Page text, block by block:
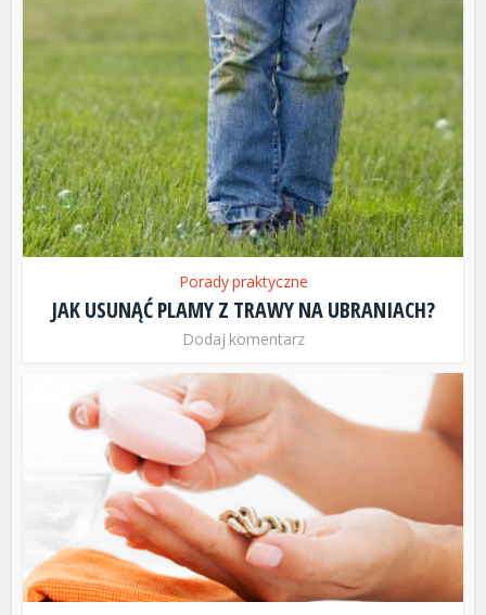
Porady praktyczne
JAK USUNĄĆ PLAMY Z TRAWY NA UBRANIACH?
Dodaj komentarz